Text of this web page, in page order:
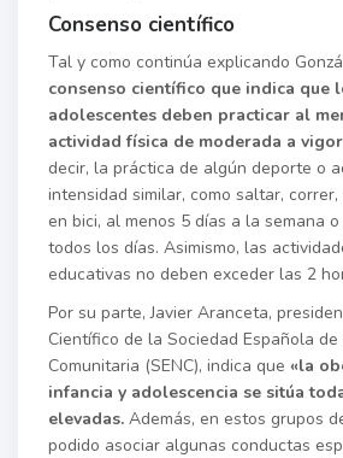
Consenso científico
Tal y como continúa explicando
consenso científico que indica que
adolescentes deben practicar al
actividad física de moderada a
decir, la práctica de algún deporte o
intensidad similar, como saltar,
en bici, al menos 5 días a la semana
todos los días. Asimismo, las
educativas no deben exceder las 2
Por su parte, Javier Aranceta,
Científico de la Sociedad Española
Comunitaria (SENC), indica que «la
infancia y adolescencia se sitúa
elevadas. Además, en estos grupos
podido asociar algunas conductas